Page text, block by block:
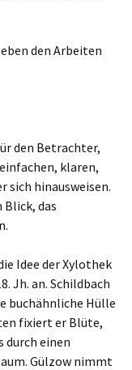
den Arbeiten
den Betrachter,
klaren,
sich hinausweisen.
Blick, das
Idee der Xylothek
Jh. an. Schildbach
buchähnliche Hülle
fixiert er Blüte,
durch einen
Gülzow nimmt